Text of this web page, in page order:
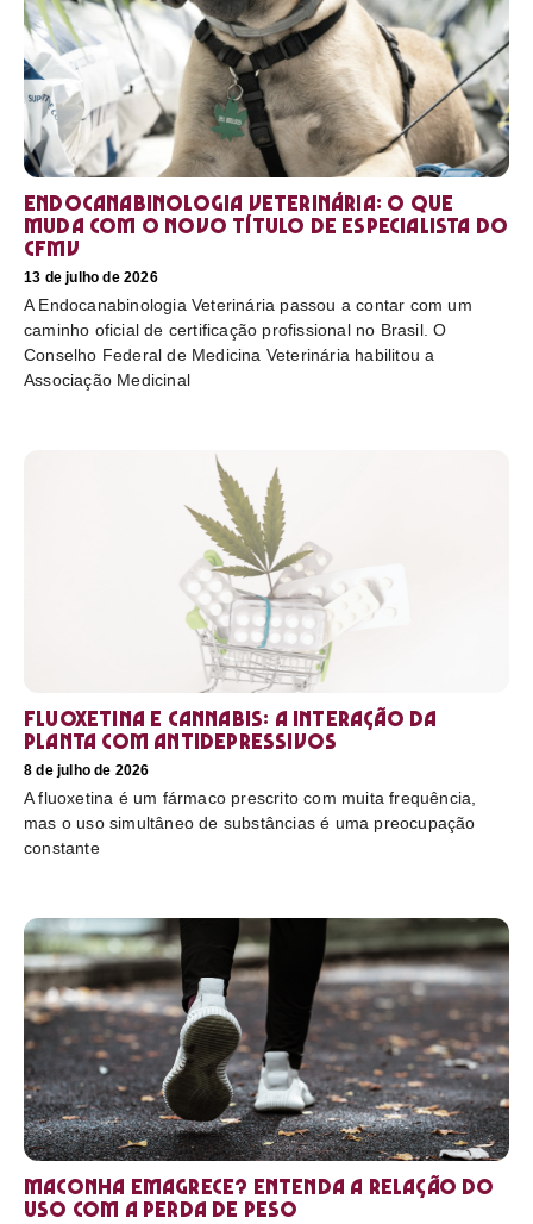
Endocanabinologia Veterinária: o que
muda com o novo título de especialista do
CFMV
13 de julho de 2026
A Endocanabinologia Veterinária passou a contar com um
caminho oficial de certificação profissional no Brasil. O
Conselho Federal de Medicina Veterinária habilitou a
Associação Medicinal
Fluoxetina e Cannabis: a interação da
planta com antidepressivos
8 de julho de 2026
A fluoxetina é um fármaco prescrito com muita frequência,
mas o uso simultâneo de substâncias é uma preocupação
constante
Maconha emagrece? Entenda a relação do
uso com a perda de peso